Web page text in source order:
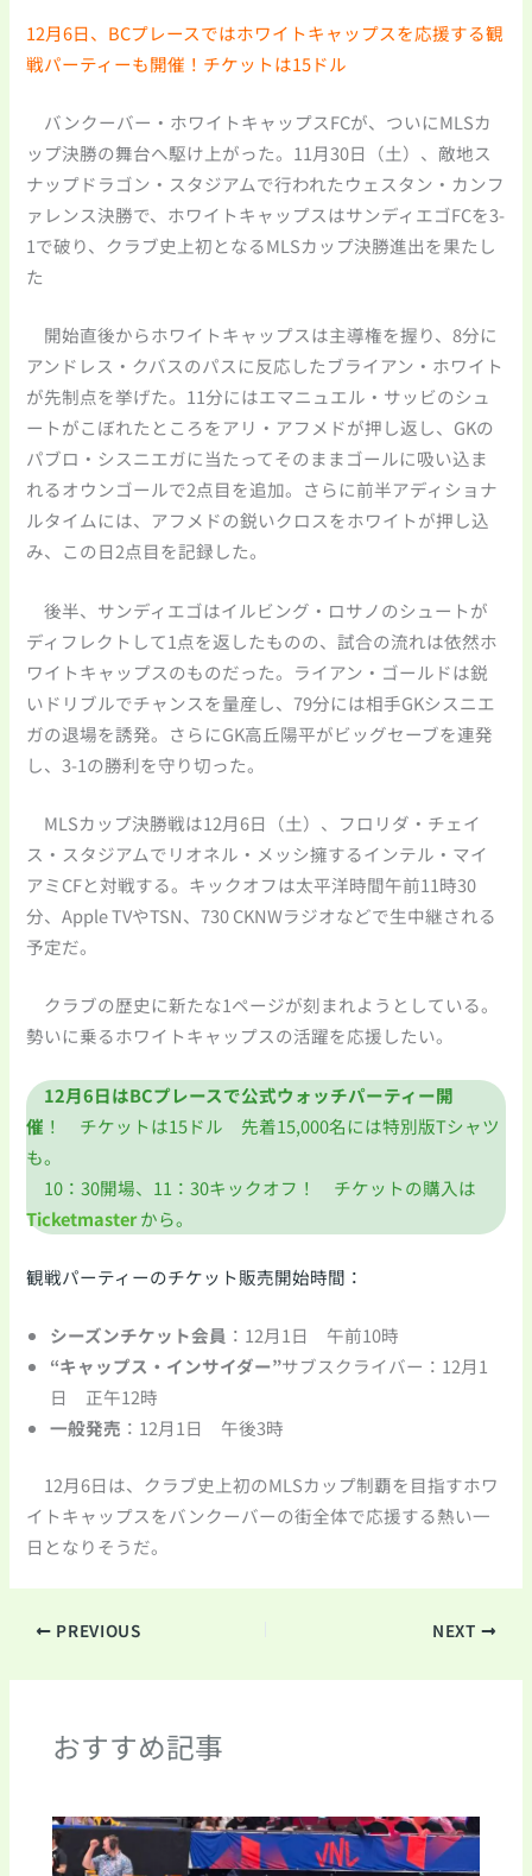
12月6日、BCプレースではホワイトキャップスを応援する観
戦パーティーも開催！チケットは15ドル
バンクーバー・ホワイトキャップスFCが、ついにMLSカ
ップ決勝の舞台へ駆け上がった。11月30日（土）、敵地ス
ナップドラゴン・スタジアムで行われたウェスタン・カンフ
ァレンス決勝で、ホワイトキャップスはサンディエゴFCを3-
1で破り、クラブ史上初となるMLSカップ決勝進出を果たし
た
開始直後からホワイトキャップスは主導権を握り、8分に
アンドレス・クバスのパスに反応したブライアン・ホワイト
が先制点を挙げた。11分にはエマニュエル・サッビのシュ
ートがこぼれたところをアリ・アフメドが押し返し、GKの
パブロ・シスニエガに当たってそのままゴールに吸い込ま
れるオウンゴールで2点目を追加。さらに前半アディショナ
ルタイムには、アフメドの鋭いクロスをホワイトが押し込
み、この日2点目を記録した。
後半、サンディエゴはイルビング・ロサノのシュートが
ディフレクトして1点を返したものの、試合の流れは依然ホ
ワイトキャップスのものだった。ライアン・ゴールドは鋭
いドリブルでチャンスを量産し、79分には相手GKシスニエ
ガの退場を誘発。さらにGK高丘陽平がビッグセーブを連発
し、3-1の勝利を守り切った。
MLSカップ決勝戦は12月6日（土）、フロリダ・チェイ
ス・スタジアムでリオネル・メッシ擁するインテル・マイ
アミCFと対戦する。キックオフは太平洋時間午前11時30
分、Apple TVやTSN、730 CKNWラジオなどで生中継される
予定だ。
クラブの歴史に新たな1ページが刻まれようとしている。
勢いに乗るホワイトキャップスの活躍を応援したい。
12月6日はBCプレースで公式ウォッチパーティー開
催 ！
チケットは15ドル 先着15,000名には特別版Tシャツ
も。
10：30開場、11：30キックオフ！ チケットの購入は
Ticketmasterから。
観戦パーティーのチケット販売開始時間：
シーズンチケット会員 ：12月1日 午前10時
“キャップス・インサイダー”サブスクライバー：12月1
日 正午12時
一般発売 ：12月1日 午後3時
12月6日は、クラブ史上初のMLSカップ制覇を目指すホワ
イトキャップスをバンクーバーの街全体で応援する熱い一
日となりそうだ。
PREVIOUS NEXT
おすすめ記事